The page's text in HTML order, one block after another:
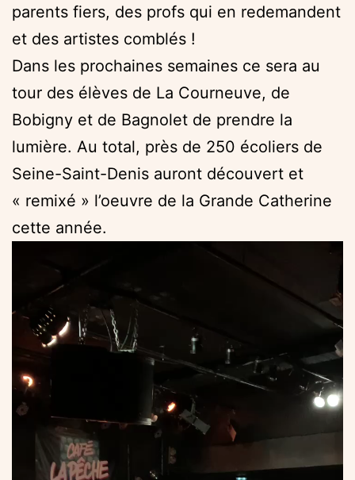
parents fiers, des profs qui en redemandent
et des artistes comblés !
Dans les prochaines semaines ce sera au
tour des élèves de La Courneuve, de
Bobigny et de Bagnolet de prendre la
lumière. Au total, près de 250 écoliers de
Seine-Saint-Denis auront découvert et
« remixé » l’oeuvre de la Grande Catherine
cette année.